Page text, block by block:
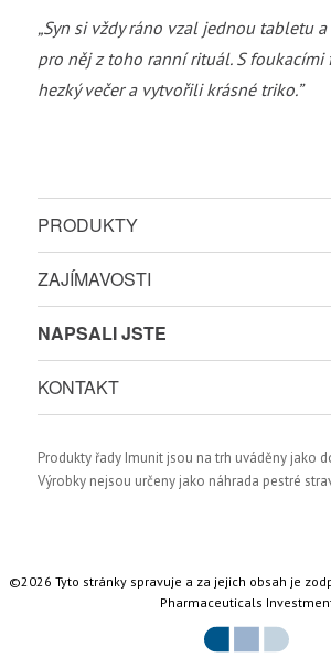
„Syn si vždy ráno vzal jednou tabletu
pro něj z toho ranní rituál. S foukacími
hezký večer a vytvořili krásné triko.”
PRODUKTY
ZAJÍMAVOSTI
NAPSALI JSTE
KONTAKT
Produkty řady Imunit jsou na trh uváděny jako
Výrobky nejsou určeny jako náhrada pestré
©2026 Tyto stránky spravuje a za jejich obsah je
Pharmaceuticals